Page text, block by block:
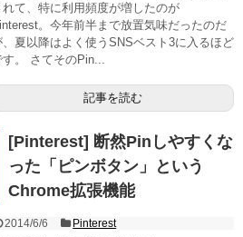
れて、特に利用頻度が増したのが
。今年前半まで放置気味だったのだ
、夏以降はよく使うSNSベスト3に入るほど
す。 さてそのPin...
記事を読む
[Pinterest] 断然Pinしやすくな
った「ピンボタン」という
Chrome拡張機能
2014/6/6 Pinterest